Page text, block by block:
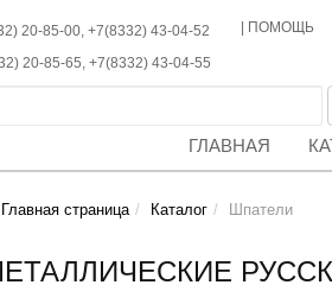
20-85-00, +7(8332) 43-04-52
20-85-65, +7(8332) 43-04-55
ПОМОЩЬ
ГЛАВНАЯ
Главная страница Каталог Шпатели